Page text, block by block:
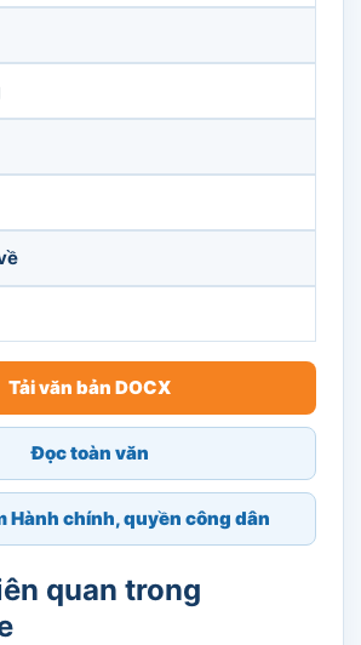
Tải văn bản DOCX
Đọc toàn văn
Hành chính, quyền công dân
quan trong